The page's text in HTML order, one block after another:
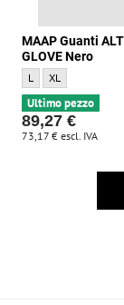
MAAP Guanti
GLOVE Nero
MAAP Guanti
L MAAP Guanti
XL
Ultimo pezzo
89,27 €
73,17 € escl. IVA